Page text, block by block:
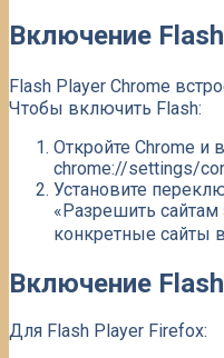
Включение
Flash Player Chrome
Чтобы включить Flash:
Откройте Chrome и
chrome://settings/
Установите
«Разрешить сайтам
конкретные сайты
Включение
Для Flash Player Firefox: